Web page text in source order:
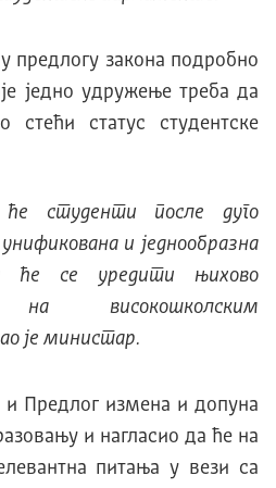
предлогу закона подробно
једно удружење треба да
статус студентске
студенти после дуго
и једнообразна
ће се уредити њихово
на високошколским
је министар.
и Предлог измена и допуна
и нагласио да ће на
питања у вези са